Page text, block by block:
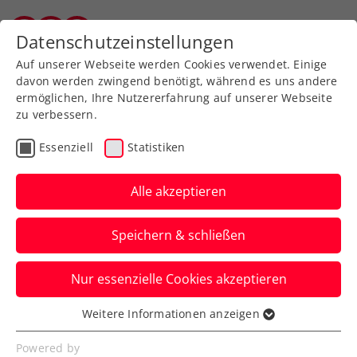
Zurück zur Newsübersicht
Turniere
ITF Heraklion:
Wunderkind gestoppt –
Kraus kämpft um bisher
größten Titel
Österreichs aktuelle Nummer zwei steht
auf der griechischen Insel Kreta im
Endspiel.
Datenschutzeinstellungen
Auf unserer Webseite werden Cookies verwendet. Einige
davon werden zwingend benötigt, während es uns andere
ermöglichen, Ihre Nutzererfahrung auf unserer Webseite
zu verbessern.
Essenziell Statistiken
Alle akzeptieren
Speichern & schließen
Nur essenzielle Cookies akzeptieren
Essenziell
Essenzielle Cookies werden für grundlegende
Weitere Informationen anzeigen
Powered by